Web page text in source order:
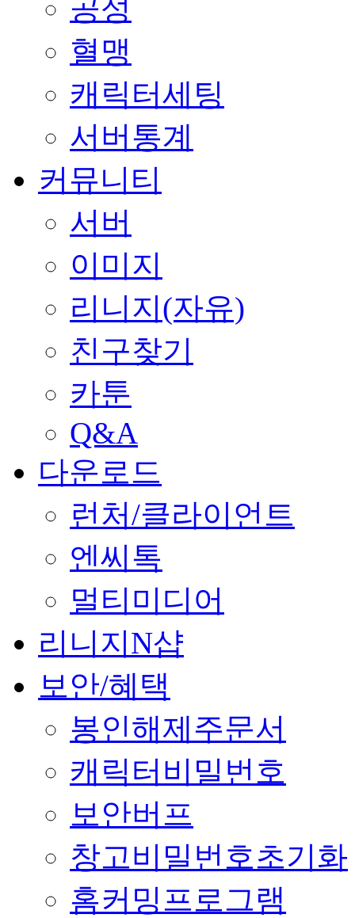
공성
혈맹
캐릭터세팅
서버통계
커뮤니티
서버
이미지
리니지(자유)
친구찾기
카툰
Q&A
다운로드
런처/클라이언트
엔씨톡
멀티미디어
리니지N샵
보안/혜택
봉인해제주문서
캐릭터비밀번호
보안버프
창고비밀번호초기화
홈커밍프로그램